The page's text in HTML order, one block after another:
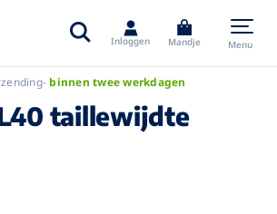
Inloggen Mandje Menu
binnen twee werkdagen
taillewijdte